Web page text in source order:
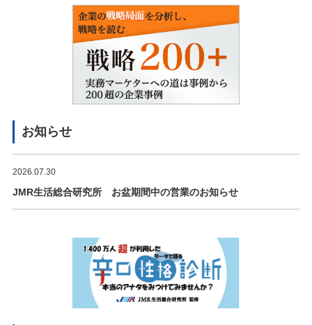
お知らせ
2026.07.30
JMR生活総合研究所 お盆期間中の営業のお知らせ